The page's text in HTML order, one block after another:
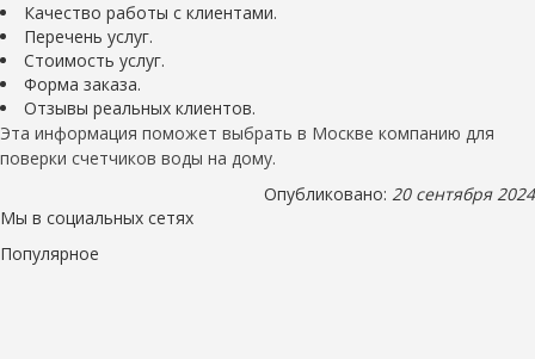
Качество работы с клиентами.
Перечень услуг.
Стоимость услуг.
Форма заказа.
Отзывы реальных клиентов.
Эта информация поможет выбрать в Москве компанию для
поверки счетчиков воды на дому.
Опубликовано: 20 сентября 2024
Мы в социальных сетях
Популярное